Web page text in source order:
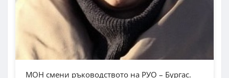
МОН смени ръководството на РУО – Бургас.